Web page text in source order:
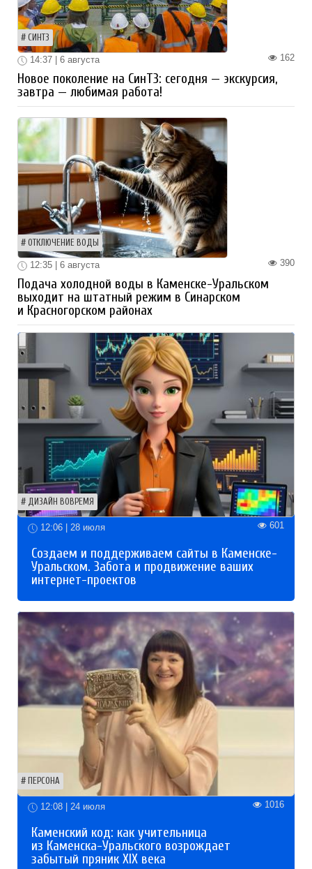
СИНТЗ
162
14:37 | 6 августа
Новое поколение на СинТЗ: сегодня — экскурсия,
завтра — любимая работа!
ОТКЛЮЧЕНИЕ ВОДЫ
390
12:35 | 6 августа
Подача холодной воды в Каменске-Уральском
выходит на штатный режим в Синарском
и Красногорском районах
ДИЗАЙН ВОВРЕМЯ
12:06 | 28 июля 601
Создаем и поддерживаем сайты в Каменске-
Уральском. Забота и продвижение ваших
интернет-проектов
ПЕРСОНА
12:08 | 24 июля 1016
Каменский код: как учительница
из Каменска-Уральского возрождает
забытый пряник XIX века